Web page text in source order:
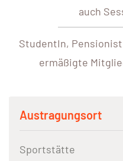
auch
StudentIn,
ermäßigte
Austragungsort
Sportstätte